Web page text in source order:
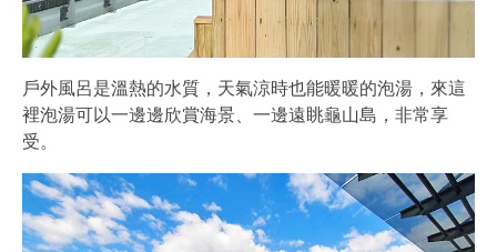
戶外風呂是溫熱的水質，天氣涼時也能暖暖的泡湯，來這
裡泡湯可以一邊邊欣賞海景、一邊遠眺龜山島，非常享
受。